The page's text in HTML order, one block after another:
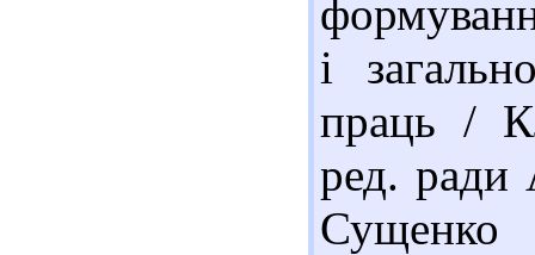
і
праць /
ред.